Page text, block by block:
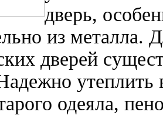
дверь,
из металла.
дверей
одеяла,